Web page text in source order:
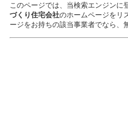
このページでは、当検索エンジンに
づくり住宅会社のホームページをリ
ージをお持ちの該当事業者でなら、